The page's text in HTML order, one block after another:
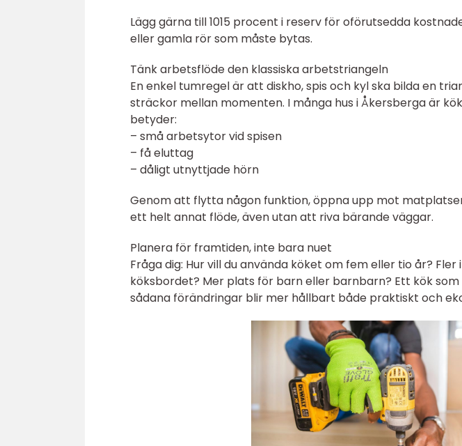
Lägg gärna till 1015 procent i reserv för oförutsedda
eller gamla rör som måste bytas.
Tänk arbetsflöde den klassiska arbetstriangeln
En enkel tumregel är att diskho, spis och kyl ska bilda en
sträckor mellan momenten. I många hus i Åkersberga är
betyder:
– små arbetsytor vid spisen
– få eluttag
– dåligt utnyttjade hörn
Genom att flytta någon funktion, öppna upp mot
ett helt annat flöde, även utan att riva bärande väggar.
Planera för framtiden, inte bara nuet
Fråga dig: Hur vill du använda köket om fem eller tio år?
köksbordet? Mer plats för barn eller barnbarn? Ett kök
sådana förändringar blir mer hållbart både praktiskt och